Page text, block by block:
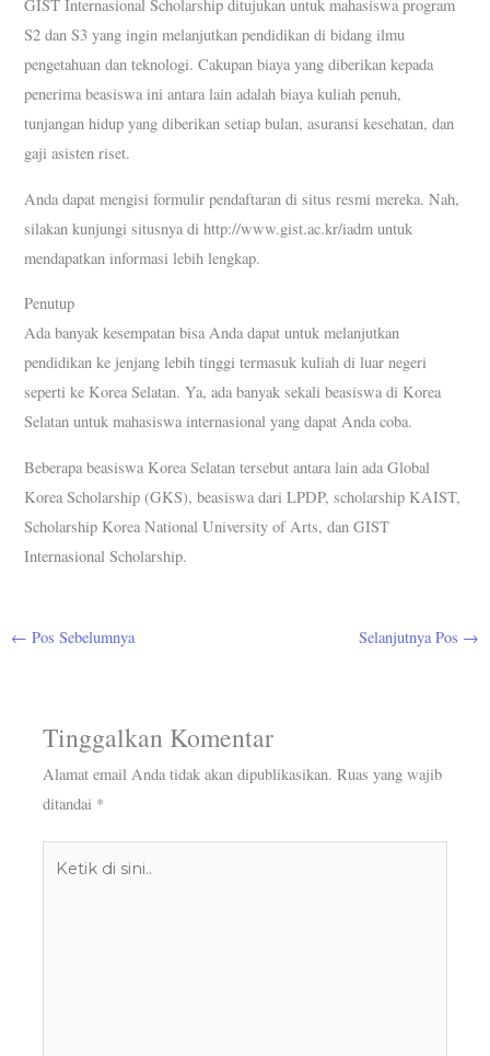
GIST Internasional Scholarship ditujukan untuk mahasiswa program
S2 dan S3 yang ingin melanjutkan pendidikan di bidang ilmu
pengetahuan dan teknologi. Cakupan biaya yang diberikan kepada
penerima beasiswa ini antara lain adalah biaya kuliah penuh,
tunjangan hidup yang diberikan setiap bulan, asuransi kesehatan, dan
gaji asisten riset.
Anda dapat mengisi formulir pendaftaran di situs resmi mereka. Nah,
silakan kunjungi situsnya di http://www.gist.ac.kr/iadm untuk
mendapatkan informasi lebih lengkap.
Penutup
Ada banyak kesempatan bisa Anda dapat untuk melanjutkan
pendidikan ke jenjang lebih tinggi termasuk kuliah di luar negeri
seperti ke Korea Selatan. Ya, ada banyak sekali beasiswa di Korea
Selatan untuk mahasiswa internasional yang dapat Anda coba.
Beberapa beasiswa Korea Selatan tersebut antara lain ada Global
Korea Scholarship (GKS), beasiswa dari LPDP, scholarship KAIST,
Scholarship Korea National University of Arts, dan GIST
Internasional Scholarship.
← Pos Sebelumnya Selanjutnya Pos →
Tinggalkan Komentar
Alamat email Anda tidak akan dipublikasikan. Ruas yang wajib
ditandai *